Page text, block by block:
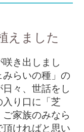
えました
き出しまし
らいの種」の
々、世話をし
入り口に「芝
家族のみなら
ければと思い